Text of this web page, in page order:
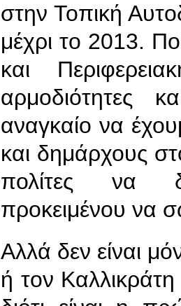
στην Τοπική
μέχρι το 2013.
και
αρμοδιότητες
αναγκαίο να
και δημάρχους
πολίτες να
προκειμένου να
Αλλά δεν είναι
ή τον Καλλικράτη